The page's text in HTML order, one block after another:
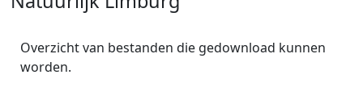
Overzicht van bestanden die gedownload kunnen
worden.